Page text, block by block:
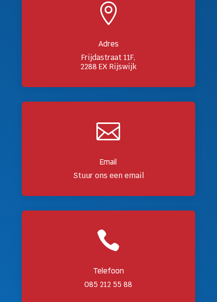

Adres
Frijdastraat 11F,
2288 EX Rijswijk

Email
Stuur ons een email

Telefoon
085 212 55 88